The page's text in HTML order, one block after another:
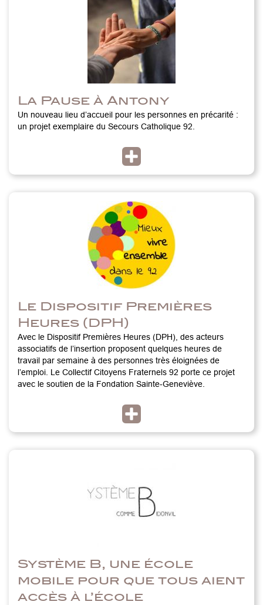
La Pause à Antony
Un nouveau lieu d’accueil pour les personnes en précarité :
un projet exemplaire du Secours Catholique 92.
Le Dispositif Premières
Heures (DPH)
Avec le Dispositif Premières Heures (DPH), des acteurs
associatifs de l’insertion proposent quelques heures de
travail par semaine à des personnes très éloignées de
l’emploi. Le Collectif Citoyens Fraternels 92 porte ce projet
avec le soutien de la Fondation Sainte-Geneviève.
Système B, une école
mobile pour que tous aient
accès à l’école